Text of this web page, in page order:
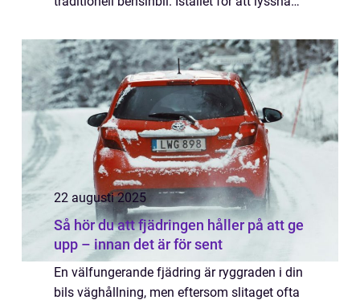
22 augusti 2025
Så hör du att fjädringen håller på att ge
upp – innan det är för sent
En välfungerande fjädring är ryggraden i din
bils väghållning, men eftersom slitaget ofta